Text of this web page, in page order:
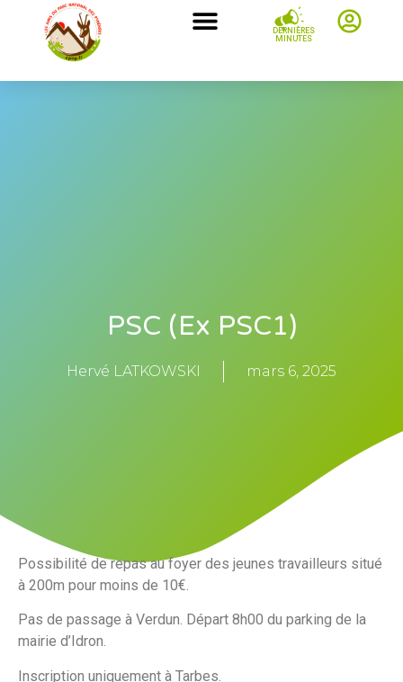
DERNIÈRES
MINUTES
PSC (ex PSC1)
Hervé LATKOWSKI mars 6, 2025
Possibilité de repas au foyer des jeunes travailleurs situé
à 200m pour moins de 10€.
Pas de passage à Verdun. Départ 8h00 du parking de la
mairie d’Idron.
Inscription uniquement à Tarbes.